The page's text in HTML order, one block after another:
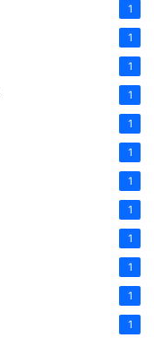
1
1
1
1
1
1
1
1
1
1
1
1